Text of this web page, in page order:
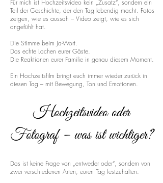
Für mich ist Hochzeitsvideo kein „Zusatz“, sondern ein
Teil der Geschichte, der den Tag lebendig macht. Fotos
zeigen, wie es aussah – Video zeigt, wie es sich
angefühlt hat.
Die Stimme beim Ja-Wort.
Das echte Lachen eurer Gäste.
Die Reaktionen eurer Familie in genau diesem Moment.
Ein Hochzeitsfilm bringt euch immer wieder zurück in
diesen Tag – mit Bewegung, Ton und Emotionen.
Hochzeitsvideo oder
Fotograf – was ist wichtiger?
Das ist keine Frage von „entweder oder“, sondern von
zwei verschiedenen Arten, euren Tag festzuhalten.